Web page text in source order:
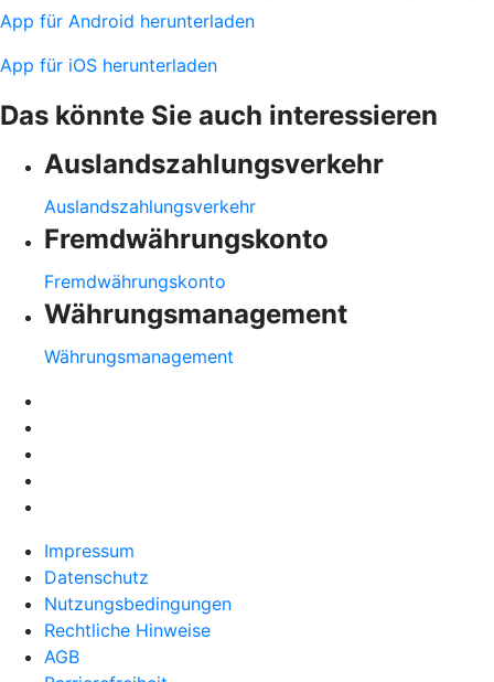
App für Android herunterladen
App für iOS herunterladen
Das könnte Sie auch interessieren
Auslandszahlungsverkehr
Auslandszahlungsverkehr
Fremdwährungskonto
Fremdwährungskonto
Währungsmanagement
Währungsmanagement
Impressum
Datenschutz
Nutzungsbedingungen
Rechtliche Hinweise
AGB